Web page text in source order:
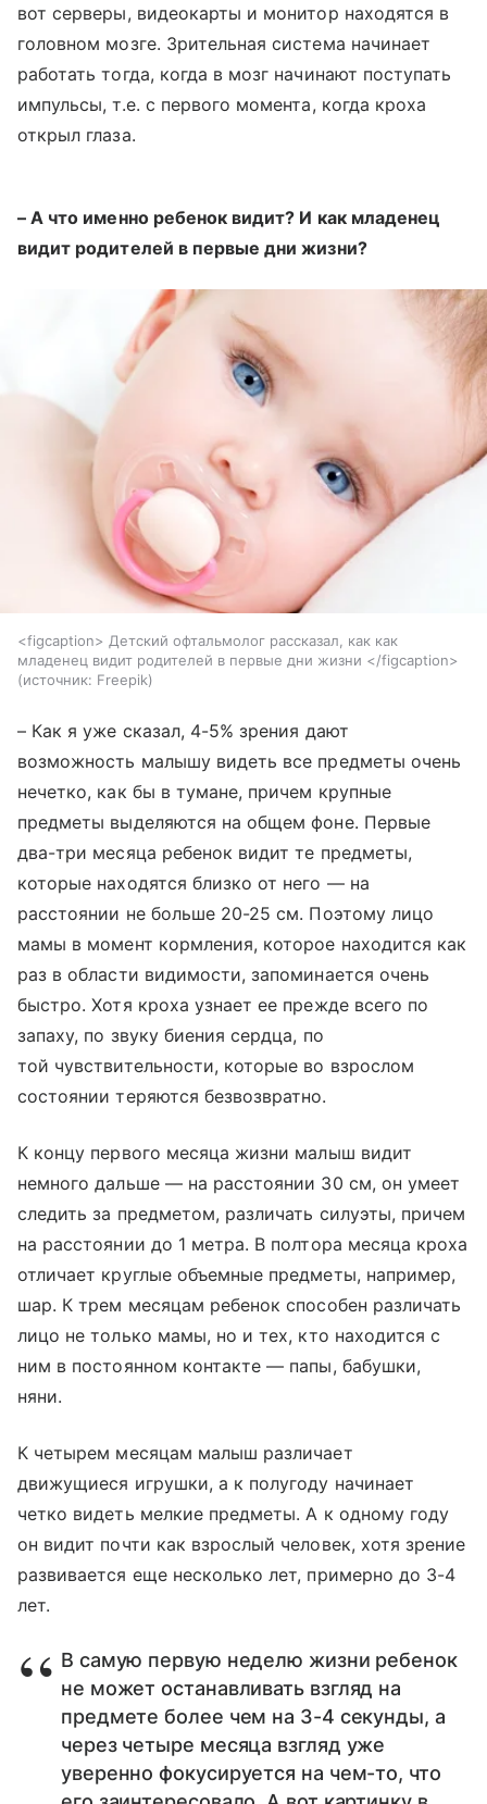
вот серверы, видеокарты и монитор находятся в
головном мозге. Зрительная система начинает
работать тогда, когда в мозг начинают поступать
импульсы, т.е. с первого момента, когда кроха
открыл глаза.
– А что именно ребенок видит? И как младенец
видит родителей в первые дни жизни?
<figcaption> Детский офтальмолог рассказал, как как
младенец видит родителей в первые дни жизни </figcaption>
источник: Freepik
– Как я уже сказал, 4-5% зрения дают
возможность малышу видеть все предметы очень
нечетко, как бы в тумане, причем крупные
предметы выделяются на общем фоне. Первые
два-три месяца ребенок видит те предметы,
которые находятся близко от него — на
расстоянии не больше 20-25 см. Поэтому лицо
мамы в момент кормления, которое находится как
раз в области видимости, запоминается очень
быстро. Хотя кроха узнает ее прежде всего по
запаху, по звуку биения сердца, по
той чувствительности, которые во взрослом
состоянии теряются безвозвратно.
К концу первого месяца жизни малыш видит
немного дальше — на расстоянии 30 см, он умеет
следить за предметом, различать силуэты, причем
на расстоянии до 1 метра. В полтора месяца кроха
отличает круглые объемные предметы, например,
шар. К трем месяцам ребенок способен различать
лицо не только мамы, но и тех, кто находится с
ним в постоянном контакте — папы, бабушки,
няни.
К четырем месяцам малыш различает
движущиеся игрушки, а к полугоду начинает
четко видеть мелкие предметы. А к одному году
он видит почти как взрослый человек, хотя зрение
развивается еще несколько лет, примерно до 3-4
лет.
В самую первую неделю жизни ребенок
не может останавливать взгляд на
предмете более чем на 3-4 секунды, а
через четыре месяца взгляд уже
уверенно фокусируется на чем-то, что